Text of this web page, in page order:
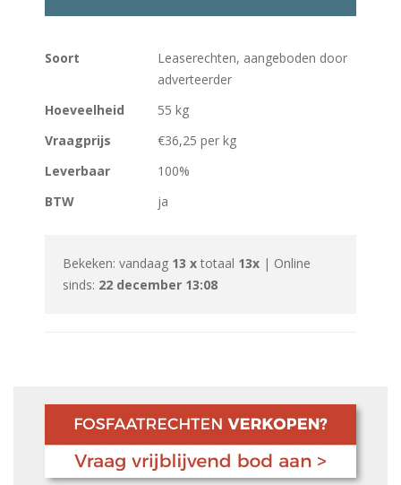
Soort
Leaserechten, aangeboden door
adverteerder
Hoeveelheid
55 kg
Vraagprijs
€36,25 per kg
Leverbaar
100%
BTW
ja
Bekeken: vandaag 13 x totaal 13x | Online
sinds: 22 december 13:08